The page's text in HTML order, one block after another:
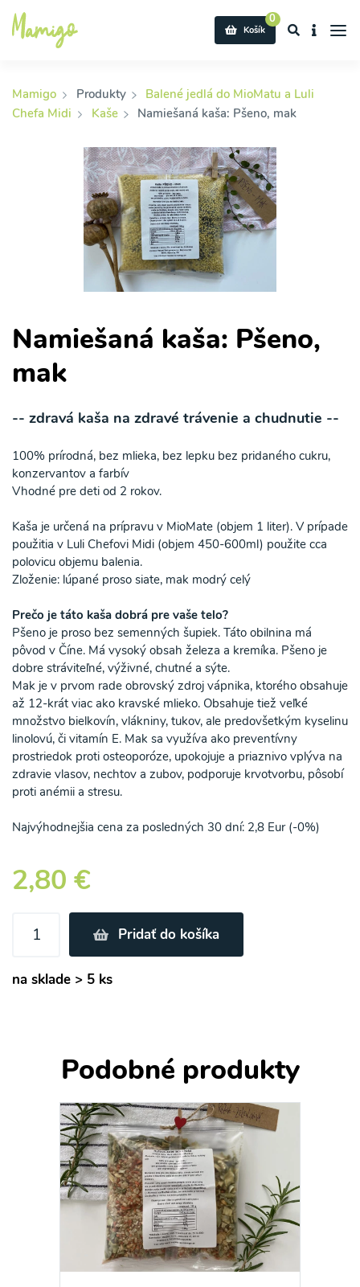
0
Košík
Mamigo Produkty
Balené jedlá do MioMatu a Luli
Chefa Midi
Kaše Namiešaná kaša: Pšeno, mak
Namiešaná kaša: Pšeno,
mak
-- zdravá kaša na zdravé trávenie a chudnutie --
100% prírodná, bez mlieka, bez lepku bez pridaného cukru,
konzervantov a farbív
Vhodné pre deti od 2 rokov.
Kaša je určená na prípravu v MioMate (objem 1 liter). V prípade
použitia v Luli Chefovi Midi (objem 450-600ml) použite cca
polovicu objemu balenia.
Zloženie: lúpané proso siate, mak modrý celý
Prečo je táto kaša dobrá pre vaše telo?
Pšeno je proso bez semenných šupiek. Táto obilnina má
pôvod v Číne. Má vysoký obsah železa a kremíka. Pšeno je
dobre stráviteľné, výživné, chutné a sýte.
Mak je v prvom rade obrovský zdroj vápnika, ktorého obsahuje
až 12-krát viac ako kravské mlieko. Obsahuje tiež veľké
množstvo bielkovín, vlákniny, tukov, ale predovšetkým kyselinu
linolovú, či vitamín E. Mak sa využíva ako preventívny
prostriedok proti osteoporóze, upokojuje a priaznivo vplýva na
zdravie vlasov, nechtov a zubov, podporuje krvotvorbu, pôsobí
proti anémii a stresu.
Najvýhodnejšia cena za posledných 30 dní: 2,8 Eur (-0%)
2,80 €
Pridať do košíka
na sklade > 5 ks
Podobné produkty